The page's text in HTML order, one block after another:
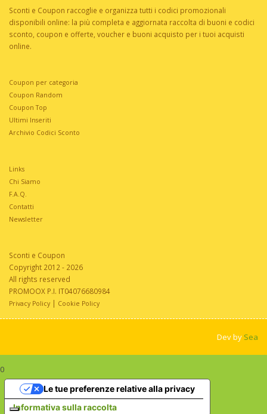
Sconti e Coupon raccoglie e organizza tutti i codici promozionali
disponibili online: la più completa e aggiornata raccolta di buoni e codici
sconto, coupon e offerte, voucher e buoni acquisto per i tuoi acquisti
online.
Coupon per categoria
Coupon Random
Coupon Top
Ultimi Inseriti
Archivio Codici Sconto
Links
Chi Siamo
F.A.Q.
Contatti
Newsletter
Sconti e Coupon
Copyright 2012 - 2026
All rights reserved
PROMOOX P.I. IT04076680984
Privacy Policy | Cookie Policy
Dev by Sea
0
Informativa sulla raccolta
Le tue preferenze relative alla privacy